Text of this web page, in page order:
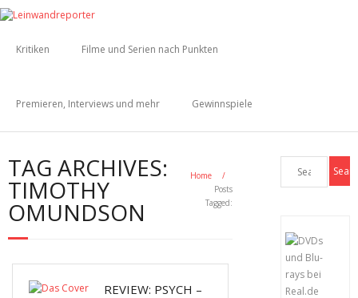
Kritiken Filme und Serien nach Punkten
Premieren, Interviews und mehr Gewinnspiele
TAG ARCHIVES:
TIMOTHY
OMUNDSON
Home
/
Posts
Tagged:
REVIEW: PSYCH –